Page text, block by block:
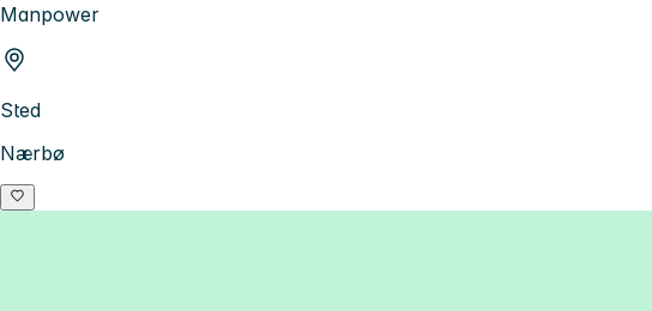
Manpower
Sted
Nærbø